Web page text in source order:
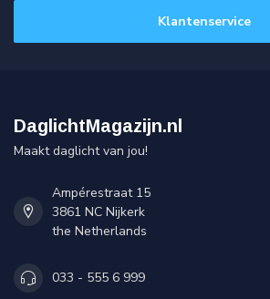
Klantenservice
DaglichtMagazijn.nl
Maakt daglicht van jou!
Ampérestraat 15
3861 NC Nijkerk
the Netherlands
033 - 555 6 999